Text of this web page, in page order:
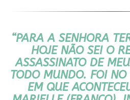
“PARA A SENHORA
HOJE NÃO SEI O
ASSASSINATO DE
TODO MUNDO. FOI NO
EM QUE